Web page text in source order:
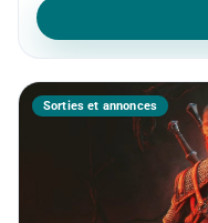
Sorties et annonces